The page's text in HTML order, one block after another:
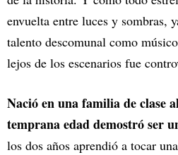
envuelta entre luces y sombras,
talento descomunal como
lejos de los escenarios fue
Nació en una familia de clase
temprana edad demostró ser
los dos años aprendió a tocar